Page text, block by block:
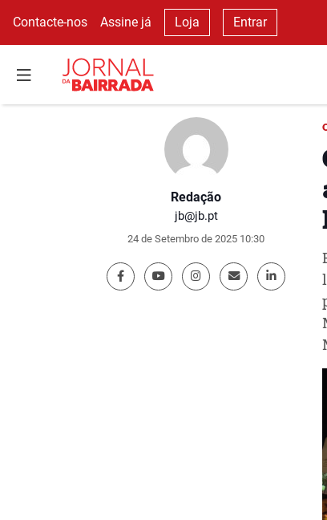
Contacte-nos Assine já Loja Entrar
Redação
jb@jb.pt
24 de Setembro de 2025 10:30